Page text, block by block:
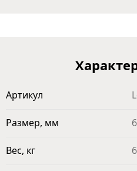
Артикул
Размер, мм
Вес, кг